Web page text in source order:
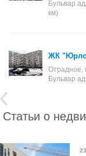
Бульвар
км)
ЖК
Отрадное,
Бульвар
Статьи о